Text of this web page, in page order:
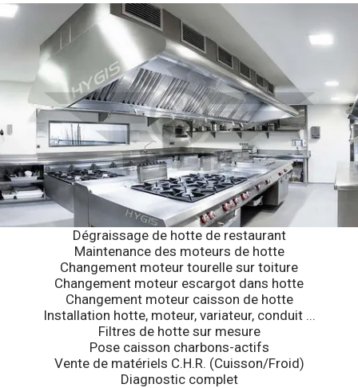
Dégraissage de hotte de restaurant
Maintenance des moteurs de hotte
Changement moteur tourelle sur toiture
Changement moteur escargot dans hotte
Changement moteur caisson de hotte
Installation hotte, moteur, variateur, conduit ...
Filtres de hotte sur mesure
Pose caisson charbons-actifs
Vente de matériels C.H.R. (Cuisson/Froid)
Diagnostic complet